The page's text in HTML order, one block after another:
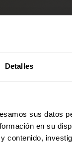
Detalles
sus datos
en su
contenido,